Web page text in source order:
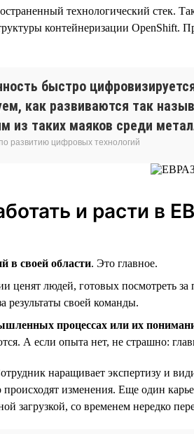
технологический стек.
контейнеризации OpenShift.
быстро
как развиваются так
из таких маяков среди
развитию цифровых технологий
и расти в
в своей области. Это главное.
ценят людей, готовых посмотреть
результаты своей команды.
процессах или их
А если опыта нет, не страшно:
наращивает экспертизу и
происходят изменения. Еще один
загрузкой, со временем нередко